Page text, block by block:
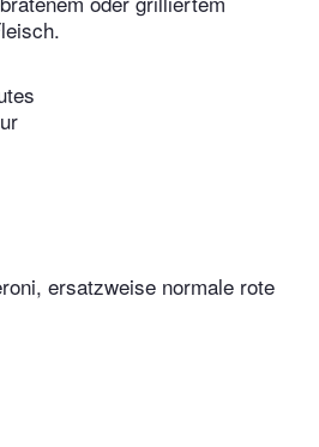
ersatzweise normale rote